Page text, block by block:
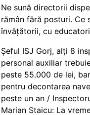
Ne sună directorii
rămân fără posturi. Ce
învățătorii, cu
Șeful ISJ Gorj, alți 8
personal auxiliar
peste 55.000 de lei,
pentru decontarea
peste un an /
Marian Staicu: La